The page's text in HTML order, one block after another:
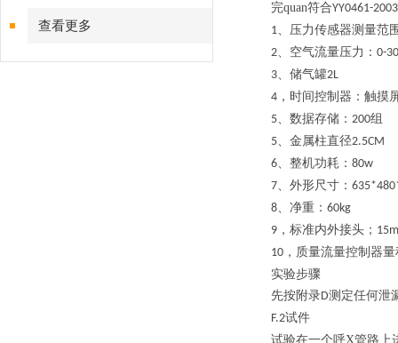
查看更多
完quan符合YY0461-2003
1、压力传感器测量范
2、空气流量压力： 0-
3、储气罐2L
4 ，时间控制器：触摸
5、数据存储： 200组
5、金属柱直径2.5CM
6、整机功耗： 80w
7、外形尺寸：
8、净重： 60kg
9 ，标准内外接头；
10 ，质量流量控制器
实验步骤
先按附录D测定任何泄
F.2试件
试验在一个呼X管路上